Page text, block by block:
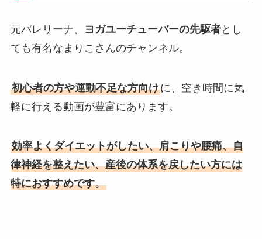
元バレリーナ、 ヨガユーチューバーの先駆者とし
ても有名なまりこさんのチャンネル。
初心者の方や運動不足な方向けに、空き時間に気
軽に行える動画が豊富にあります。
効率よくダイエットがしたい、肩こりや腰痛、自
律神経を整えたい、産後の体系を戻したい方には
特におすすめです。